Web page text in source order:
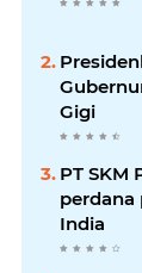
Gigi
PT SKM
perdana
India